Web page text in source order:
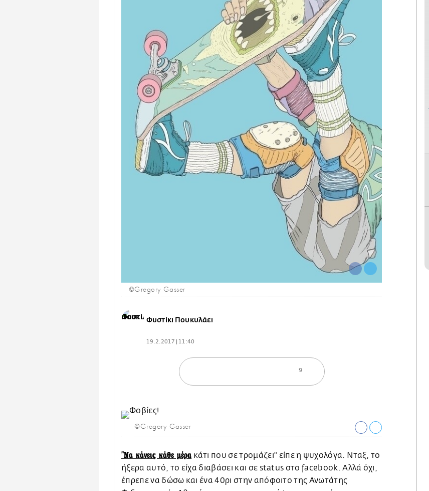
©Gregory Gasser
Φυστίκι Πουκυλάει
19.2.2017 | 11:40
9
©Gregory Gasser
"Να κάνεις κάθε μέρα κάτι που σε τρομάζει" είπε η ψυχολόγα. Νταξ, το
ήξερα αυτό, το είχα διαβάσει και σε status στο facebook. Αλλά όχι,
έπρεπε να δώσω και ένα 40ρι στην απόφοιτο της Ανωτάτης